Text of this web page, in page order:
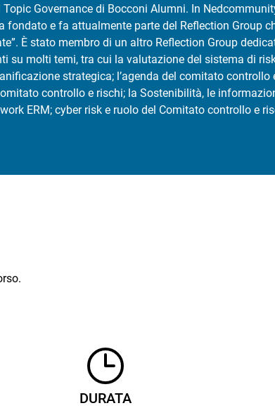
Governance di Bocconi Alumni. In
e fa attualmente parte del Reflection Group
È stato membro di un altro Reflection Group
su molti temi, tra cui la valutazione del sistema di
strategica; l’agenda del comitato controllo
controllo e rischi; la Sostenibilità, le
ERM; cyber risk e ruolo del Comitato controllo e
DURATA